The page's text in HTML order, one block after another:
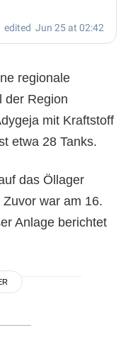
regionale
der Region
mit Kraftstoff
etwa 28 Tanks.
das Öllager
war am 16.
Anlage berichtet